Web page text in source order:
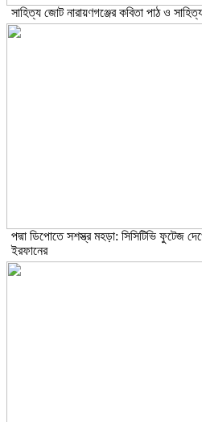
সাহিত্য জোট নারায়ণগঞ্জের কবিতা পাঠ ও
পদ্মা ডিপোতে সশস্ত্র মহড়া: সিসিটিভি ফুটেজ
ইরফানের